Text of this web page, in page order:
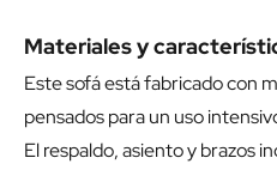
Materiales y
Este sofá está fabricado con
pensados para un uso
El respaldo, asiento y brazos